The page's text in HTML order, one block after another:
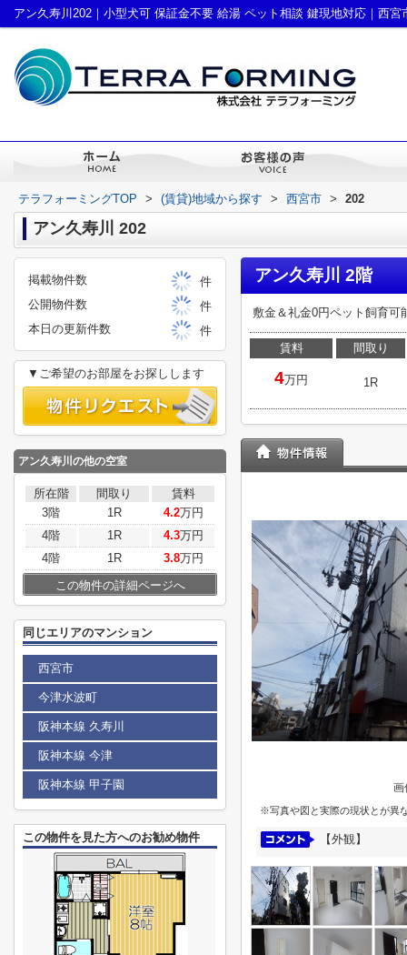
テラフォーミングTOP > (賃貸)地域から探す > 西宮市 > 202
アン久寿川 202
アン久寿川 2階
敷金＆礼金0円ペット飼育可
賃料
4万円
間取り
1R
画
※写真や図と実際の現状とが異
【外観】
掲載物件数
件
公開物件数
件
本日の更新件数
件
▼ご希望のお部屋をお探しします
アン久寿川 の他の空室
所在階 間取り
賃料
3階
1R 4.2万円
4階
1R 4.3万円
4階
1R 3.8万円
この物件の詳細ページへ
同じエリアのマンション
西宮市
今津水波町
阪神本線 久寿川
阪神本線 今津
阪神本線 甲子園
この物件を見た方へのお勧め物件